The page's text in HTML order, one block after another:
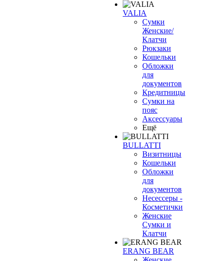
VALIA
Сумки
Женские/
Клатчи
Рюкзаки
Кошельки
Обложки
для
документов
Кредитницы
Сумки на
пояс
Аксессуары
Ещё
BULLATTI
Визитницы
Кошельки
Обложки
для
документов
Несессеры -
Косметички
Женские
Сумки и
Клатчи
ERANG BEAR